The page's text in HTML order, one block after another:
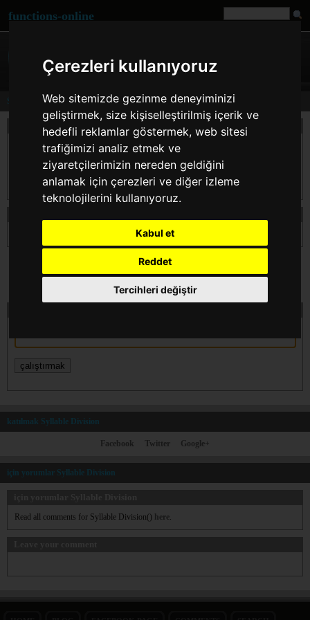
Çerezleri kullanıyoruz
Web sitemizde gezinme deneyiminizi
geliştirmek, size kişiselleştirilmiş içerik ve
hedefli reklamlar göstermek, web sitesi
trafiğimizi analiz etmek ve
ziyaretçilerimizin nereden geldiğini
anlamak için çerezleri ve diğer izleme
teknolojilerini kullanıyoruz.
Kabul et
Reddet
Tercihleri değiştir
functions-online
Syllable Division
Açıklama
This script, devide string into their syllables. You will recieve an array with all
syllables divided. This script is written and tested for german words.
The code was started by PHP-Bloggerand was modified in details by myself. There
are still some bugs.
( string $string )
katılmak Syllable Division
Facebook Twitter Google+
için yorumlar Syllable Division
Read all comments for Syllable Division() here.